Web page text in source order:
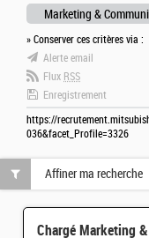
Marketing &
» Conserver ces critères via :
Alerte email
Flux RSS
Enregistrement
https://
036&facet_Profile=3326
Chargé Marketing
Affiner ma recherche